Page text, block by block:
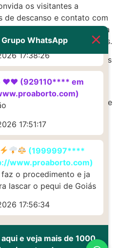
os visitantes a
de descanso e contato com
para quem busca
no interior de Minas Gerais.
em Dores do Turvo, Minas
opções!
Misoprostol no estado de
incríveis!
em Centro, Dores do
as melhores opções do
Grupo WhatsApp
em
17:38:26
♥️♥️ (929110**** em
17:51:17
(1999997****
www.proaborto.com)
faz o procedimento e ja
lascar o pequi de Goiás
17:56:34
e veja mais de 1000